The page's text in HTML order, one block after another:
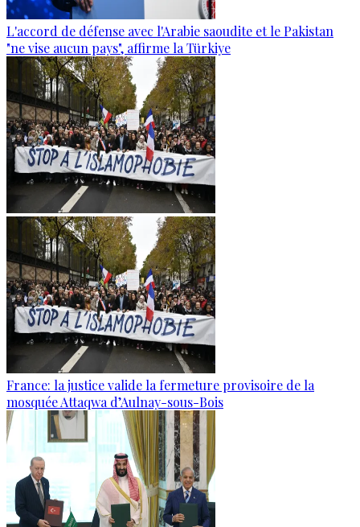
L'accord de défense avec l'Arabie saoudite et le Pakistan
"ne vise aucun pays", affirme la Türkiye
France: la justice valide la fermeture provisoire de la
mosquée Attaqwa d’Aulnay-sous-Bois